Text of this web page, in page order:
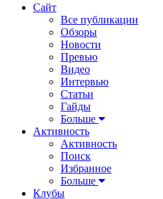
Сайт
Все публикации
Обзоры
Новости
Превью
Видео
Интервью
Статьи
Гайды
Больше
Активность
Активность
Поиск
Избранное
Больше
Клубы